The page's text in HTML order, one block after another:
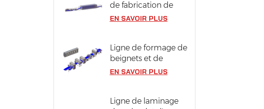
de fabrication de
pizzas avec système
EN SAVOIR PLUS
Ligne de formage de
beignets et de
berlines compacts
EN SAVOIR PLUS
Ligne de laminage